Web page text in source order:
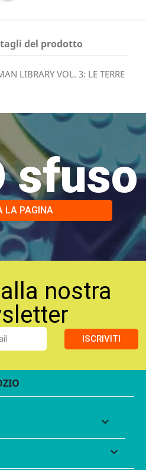
del prodotto
LIBRARY VOL. 3: LE TERRE
sfuso
LA PAGINA
alla nostra
ISCRIVITI

